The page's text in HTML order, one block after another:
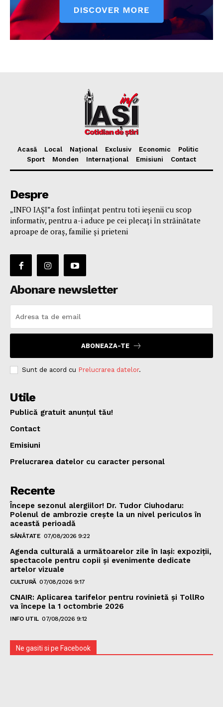
Acasă Local Național Exclusiv Economic
Politic
Sport
Monden Internațional Emisiuni Contact
Despre
„INFO IAȘI”a fost înfiinţat pentru toti ieşenii cu scop
informativ, pentru a-i aduce pe cei plecaţi în străinătate
aproape de oraş, familie și prieteni
Abonare newsletter
ABONEAZA-TE
Sunt de acord cu Prelucrarea datelor.
Utile
Publică gratuit anunțul tău!
Contact
Emisiuni
Prelucrarea datelor cu caracter personal
Recente
Începe sezonul alergiilor! Dr. Tudor Ciuhodaru:
Polenul de ambrozie crește la un nivel periculos în
această perioadă
SĂNĂTATE 07/08/2026 9:22
Agenda culturală a următoarelor zile în Iași: expoziții,
spectacole pentru copii și evenimente dedicate
artelor vizuale
CULTURĂ 07/08/2026 9:17
CNAIR: Aplicarea tarifelor pentru rovinietă și TollRo
va începe la 1 octombrie 2026
INFO UTIL 07/08/2026 9:12
Ne gasiti si pe Facebook